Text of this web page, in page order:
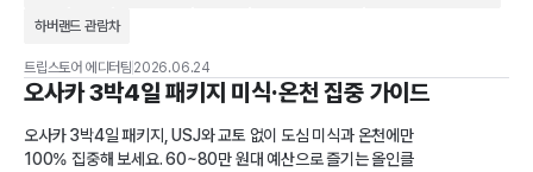
하버랜드 관람차
트립스토어 에디터팀 2026.06.24
오사카 3박4일 패키지 미식·온천 집중 가이드
오사카 3박4일 패키지, USJ와 교토 없이 도심 미식과 온천에만
100% 집중해 보세요. 60~80만 원대 예산으로 즐기는 올인클